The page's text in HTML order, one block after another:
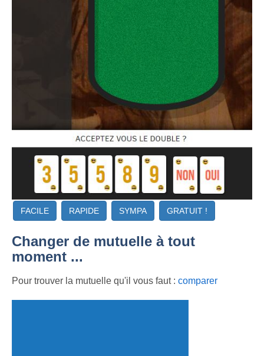
FACILE RAPIDE SYMPA GRATUIT !
Changer de mutuelle à tout
moment ...
Pour trouver la mutuelle qu'il vous faut : comparer